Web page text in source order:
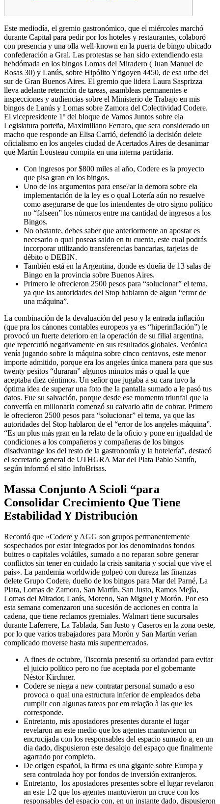
Este mediodía, el gremio gastronómico, que el miércoles marchó
durante Capital para pedir por los hoteles y restaurantes, colaboró
con presencia y una olla well-known en la puerta de bingo ubicado
confederación a Gral. Las protestas se han sido extendiendo esta
hebdómada en los bingos Lomas del Miradero ( Juan Manuel de
Rosas 30) y Lanús, sobre Hipólito Yrigoyen 4450, de esa urbe del
sur de Gran Buenos Aires. El gremio que lidera Laura Sasprizza
lleva adelante retención de tareas, asambleas permanentes e
inspecciones y audiencias sobre el Ministerio de Trabajo en mis
bingos de Lanús y Lomas sobre Zamora del Colectividad Codere.
El vicepresidente 1º del bloque de Vamos Juntos sobre ela
Legislatura porteña, Maximiliano Ferraro, que sera considerado un
macho que responde an Elisa Carrió, defendió la decisión delete
oficialismo en los angeles ciudad de Acertados Aires de desanimar
que Martín Lousteau compita en una interna partidaria.
Con ingresos por $800 miles al año, Codere es la proyecto
que pisa gran en los bingos.
Uno de los argumentos para ense?ar la demora sobre ela
implementación de la ley es o qual Lotería aún no resuelve
como asegurarse de que los intendentes de otro signo político
no “falseen” los números entre ma cantidad de ingresos a los
Bingos.
No obstante, debes saber que anteriormente an apostar es
necesario o qual poseas saldo en tu cuenta, este cual podrás
incorporar utilizando transferencias bancarias, tarjetas de
débito o DEBIN.
También está en la Argentina, donde es dueña de 13 salas de
Bingo en la provincia sobre Buenos Aires.
Primero le ofrecieron 2500 pesos para “solucionar” el tema,
ya que las autoridades del Stop hablaron de algun “error de
una máquina”.
La combinación de la devaluación del peso y la entrada inflación
(que pra los cánones contables europeos ya es “hiperinflación”) le
provocó un fuerte deterioro en la operación de su filial argentina,
que repercutió negativamente en sus resultados globales. Verónica
venía jugando sobre la máquina sobre cinco centavos, este menor
importe admitido, porque era los angeles única manera para que sus
twenty pesitos “duraran” algunos minutos más o qual la que
aceptaba diez céntimos. Un señor que jugaba a su cara tuvo la
óptima idea de superar una foto the la pantalla sumado a le pasó tus
datos. Fue su salvación, porque desde ese momento triunfal que la
convertía en millonaria comenzó su calvario afin de cobrar. Primero
le ofrecieron 2500 pesos para “solucionar” el tema, ya que las
autoridades del Stop hablaron de el “error de los angeles máquina”.
“Es un plus más gran en la relato de la oficio y pone en igualdad de
condiciones a los compañeros y compañeras de los bingos
disadvantage los del resto de la gastronomía y la hotelería”, destacó
el secretario general de UTHGRA Mar del Plata Pablo Santín,
según informó el sitio InfoBrisas.
Massa Conjunto A Scioli “para
Consolidar Crecimiento Que Tiene
Estabilidad Y Distribución
Recordó que «Codere y AGG son grupos permanentemente
sospechados por estar integrados por los denominados fondos
buitres o capitales volátiles, sumado a no reparan sobre generar
conflictos sin tener en cuidado la crisis sanitaria y social que vive el
país». La pandemia worldwide golpeó con dureza las finanzas
delete Grupo Codere, dueño de los bingos para Mar del Parné, La
Plata, Lomas de Zamora, San Martín, San Justo, Ramos Mejía,
Lomas del Mirador, Lanís, Moreno, San Miguel y Morón. Por eso
esta semana comenzaron una sucesión de acciones en contra la
cadena, que tiene reclamos gremiales. Walmart tiene sucursales
durante Laferrere, La Tablada, San Justo y Caseros en la zona oeste,
por lo que varios trabajadores para Morón y San Martín verían
complicado moverse hasta mis supermercados.
A fines de octubre, Tiscornia presentó su orfandad para evitar
el juicio político pero no fue aceptada por el gobernante
Néstor Kirchner.
Codere se niega a new contratar personal sumado a eso
provoca o qual una estructura inferior de empleados deba
cumplir con algunas tareas por em relação à las que les
corresponde.
Entretanto, mis apostadores presentes durante el lugar
revelaron an este medio que los agentes mantuvieron un
encrucijada con los responsables del espacio sumado a, en un
dia dado, dispusieron este desalojo del espaço que finalmente
agarrado por completo.
De origen español, la firma es una gigante sobre Europa y
sera controlada hoy por fondos de inversión extranjeros.
Entretanto, los apostadores presentes sobre el lugar revelaron
an este 1/2 que los agentes mantuvieron un cruce con los
responsables del espacio con, en un instante dado, dispusieron